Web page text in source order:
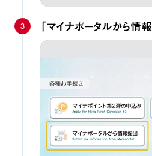
3 「マイナポータルから情